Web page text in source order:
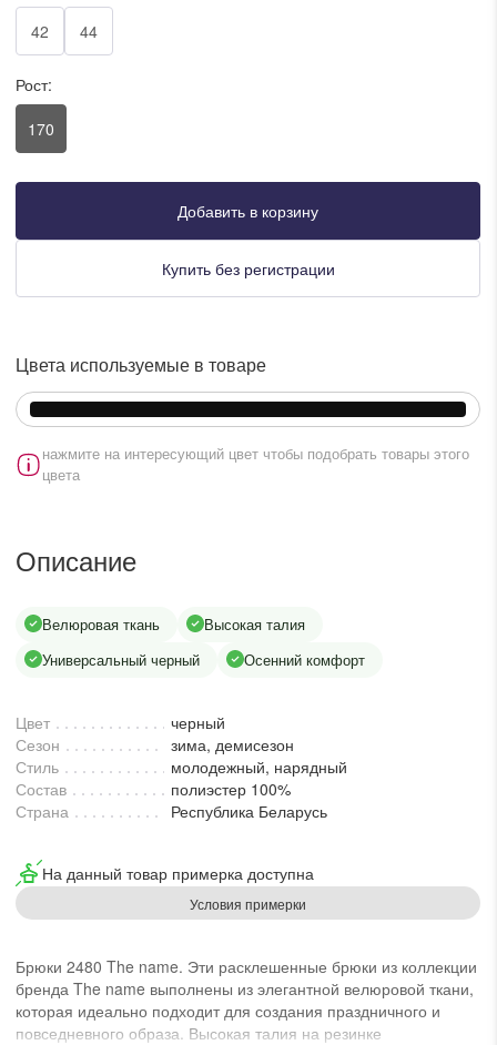
в WhatsApp
в Viber
в Max
- 19:00
- 15:00
42 44
Рост:
170
Добавить в корзину
Купить без регистрации
Цвета используемые в товаре
нажмите на интересующий цвет чтобы подобрать товары этого
цвета
Описание
Велюровая ткань
Высокая талия
Универсальный черный
Осенний комфорт
Цвет
черный
Сезон
зима, демисезон
Стиль
молодежный, нарядный
Состав
полиэстер 100%
Страна
Республика Беларусь
На данный товар примерка доступна
Условия примерки
Брюки 2480 The name. Эти расклешенные брюки из коллекции
бренда The name выполнены из элегантной велюровой ткани,
которая идеально подходит для создания праздничного и
повседневного образа. Высокая талия на резинке